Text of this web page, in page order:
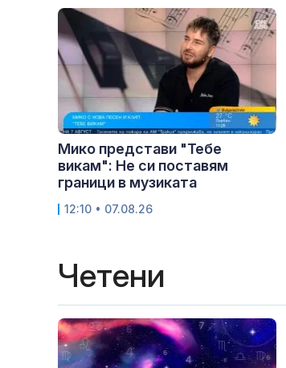
Мико представи "Тебе
викам": Не си поставям
граници в музиката
12:10 • 07.08.26
Четени